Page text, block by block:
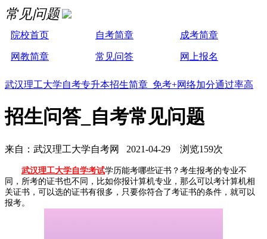
常见问题
院校首页 自考简章 成考简章
网教简章 常见问答 网上报名
武汉理工大学自考专升本招生简章 免考+网络加分通过率高
招生问答_自考常见问题
来自：武汉理工大学自考网 2021-04-29 浏览159次
武汉理工大学自学考试学历能考哪些证书？考生报考的专业不
同，所考的证书也不同，比如你报计算机专业，那么可以考计算机相
关证书，可以选的证书有很多，只要你符合了考证书的条件，就可以
报考。